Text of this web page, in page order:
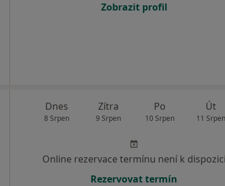
Zobrazit profil
Dnes
8 Srpen
Zítra
9 Srpen
Po
10 Srpen
Út
11 Srpen
Online rezervace termínu není k dispozici
Rezervovat termín